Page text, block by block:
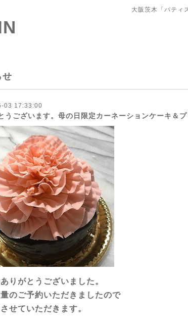
大阪茨木「パティ
せ
03 17:33:00
うございます。母の日限定カーネーションケーキ＆
りがとうございました。
のご予約いただきましたので
せていただきます。